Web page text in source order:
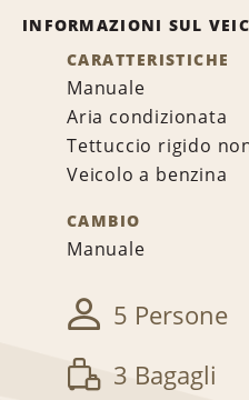
INFORMAZIONI SUL
CARATTERISTICHE
Manuale
Aria condizionata
Tettuccio rigido
Veicolo a benzina
CAMBIO
Manuale
5 Persone
3 Bagagli